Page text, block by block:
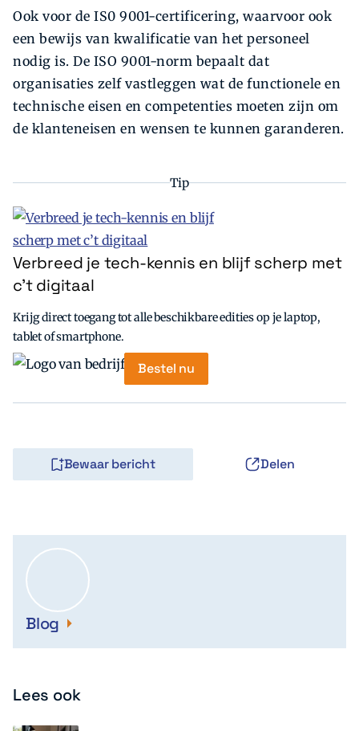
Ook voor de IS0 9001-certificering, waarvoor ook
een bewijs van kwalificatie van het personeel
nodig is. De ISO 9001-norm bepaalt dat
organisaties zelf vastleggen wat de functionele en
technische eisen en competenties moeten zijn om
de klanteneisen en wensen te kunnen garanderen.
Tip
Verbreed je tech-kennis en blijf scherp met
c’t digitaal
Krijg direct toegang tot alle beschikbare edities op je laptop,
tablet of smartphone.
Bestel nu
Bewaar bericht Delen
Blog
Lees ook